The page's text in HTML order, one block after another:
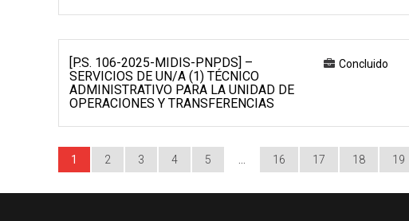
[P.S. 106-2025-MIDIS-PNPDS] –
SERVICIOS DE UN/A (1) TÉCNICO
ADMINISTRATIVO PARA LA UNIDAD DE
OPERACIONES Y TRANSFERENCIAS
Concluido
1 2 3 4 5 16 17 18 19